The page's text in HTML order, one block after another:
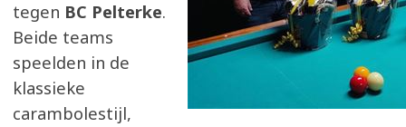
tegen BC Pelterke.
Beide teams
speelden in de
klassieke
carambolestijl,